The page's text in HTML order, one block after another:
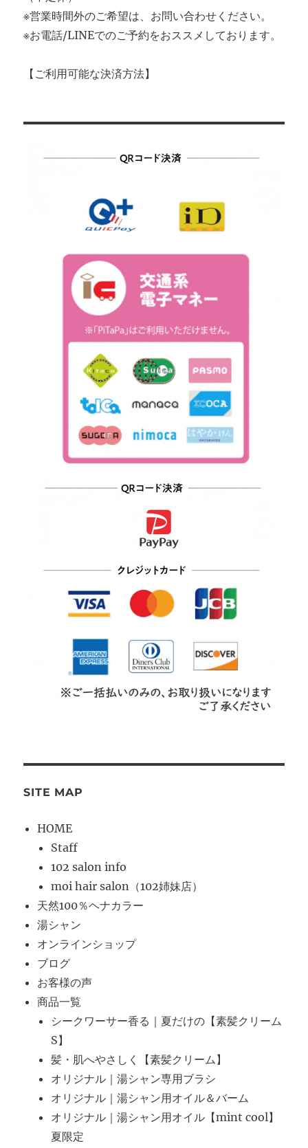
※営業時間外のご希望は、お問い合わせください。
※お電話/LINEでのご予約をおススメしております。
【ご利用可能な決済方法】
SITE MAP
HOME
Staff
102 salon info
moi hair salon（102姉妹店）
天然100％ヘナカラー
湯シャン
オンラインショップ
ブログ
お客様の声
商品一覧
シークワーサー香る｜夏だけの【素髪クリーム
S】
髪・肌へやさしく【素髪クリーム】
オリジナル｜湯シャン専用ブラシ
オリジナル｜湯シャン用オイル＆バーム
オリジナル｜湯シャン用オイル【mint cool】
夏限定